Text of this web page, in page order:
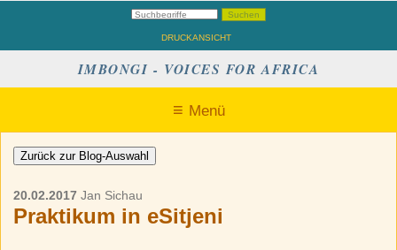
DRUCKANSICHT
IMBONGI - VOICES FOR AFRICA
Menü
20.02.2017 Jan Sichau
Praktikum in eSitjeni